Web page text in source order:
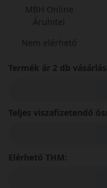
MBH Online
Áruhitel
Nem elérhető
Termék ár 2 db
Teljes viszafizetendő
Elérhető THM: